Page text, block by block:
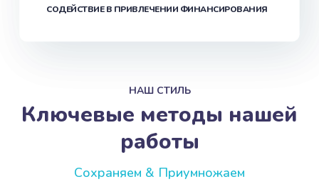
СОДЕЙСТВИЕ В ПРИВЛЕЧЕНИИ ФИНАНСИРОВАНИЯ
НАШ СТИЛЬ
Ключевые методы нашей
работы
Сохраняем & Приумножаем